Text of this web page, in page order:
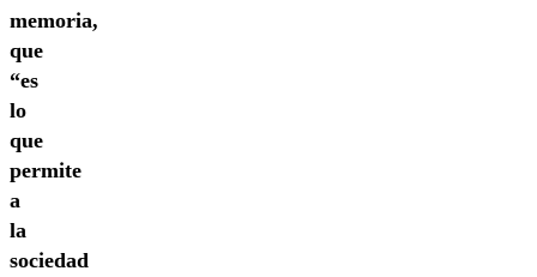
memoria,
que
“es
lo
que
permite
a
la
sociedad